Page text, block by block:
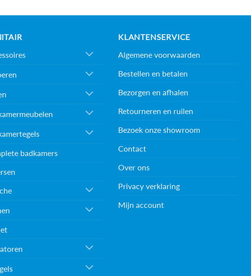
badkamers
KLANTENSERVICE
Algemene voorwaarden
Bestellen en betalen
Bezorgen en afhalen
Retourneren en ruilen
Bezoek onze showroom
Contact
Over ons
Privacy verklaring
Mijn account